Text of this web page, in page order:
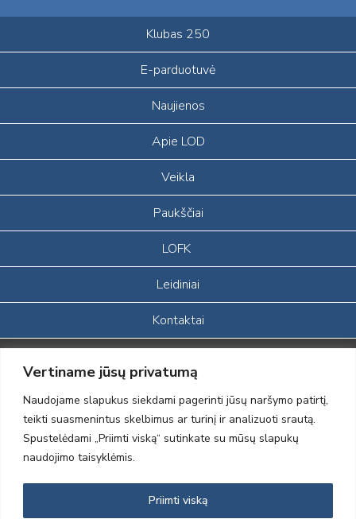
Vertiname jūsų privatumą
Naudojame slapukus siekdami pagerinti jūsų naršymo patirtį,
teikti suasmenintus skelbimus ar turinį ir analizuoti srautą.
Spustelėdami „Priimti viską“ sutinkate su mūsų slapukų
naudojimo taisyklėmis.
Priimti viską
Klubas 250
E-parduotuvė
Naujienos
Apie LOD
Veikla
Paukščiai
LOFK
Leidiniai
Kontaktai
Portalas sukurtas įgyvendinant Lietuvos Respublikos, Europos
ekonominės erdvės ir Norvegijos finansinių mechanizmų iš dalies
finansuojamą paprojektį
„LOD visuomeninės /gamtosauginės veiklos sustiprinimas ir įvaizdžio
formavimas įtraukiant visuomenę į aplinkosauginių tyrimų veiklą“
(paprojekčio
įgyvendinimo sutarties numeris 2004-LT0008-NVO-1EEE/NOR-02-
2012 © Lietuvos Ornitologų Draugija © 2014, Visos teisės saugomos